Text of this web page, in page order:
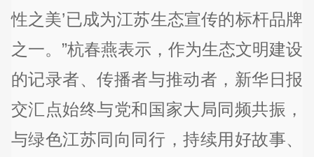
性之美’已成为江苏生态宣传的标杆品牌
之一。”杭春燕表示，作为生态文明建设
的记录者、传播者与推动者，新华日报
交汇点始终与党和国家大局同频共振，
与绿色江苏同向同行，持续用好故事、